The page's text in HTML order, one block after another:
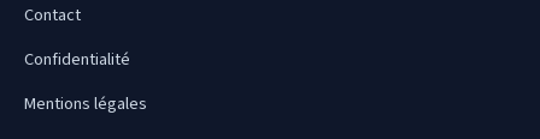
Contact
Confidentialité
Mentions légales